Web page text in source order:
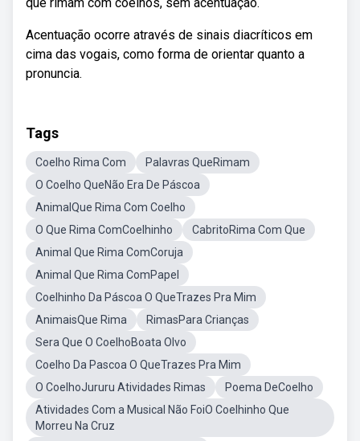
Acentuação ocorre através de sinais diacríticos em
cima das vogais, como forma de orientar quanto a
pronuncia.
Tags
Coelho Rima Com
Palavras QueRimam
O Coelho QueNão Era De Páscoa
AnimalQue Rima Com Coelho
O Que Rima ComCoelhinho
CabritoRima Com Que
Animal Que Rima ComCoruja
Animal Que Rima ComPapel
Coelhinho Da Páscoa O QueTrazes Pra Mim
AnimaisQue Rima
RimasPara Crianças
Sera Que O CoelhoBoata Olvo
Coelho Da Pascoa O QueTrazes Pra Mim
O CoelhoJururu Atividades Rimas
Poema DeCoelho
Atividades Com a Musical Não FoiO Coelhinho Que
Morreu Na Cruz